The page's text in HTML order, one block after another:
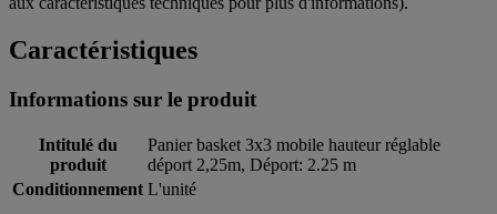
Caractéristiques
Informations sur le produit
Intitulé du
produit
Panier basket 3x3 mobile hauteur réglable
déport 2,25m, Déport: 2.25 m
Conditionnement L'unité